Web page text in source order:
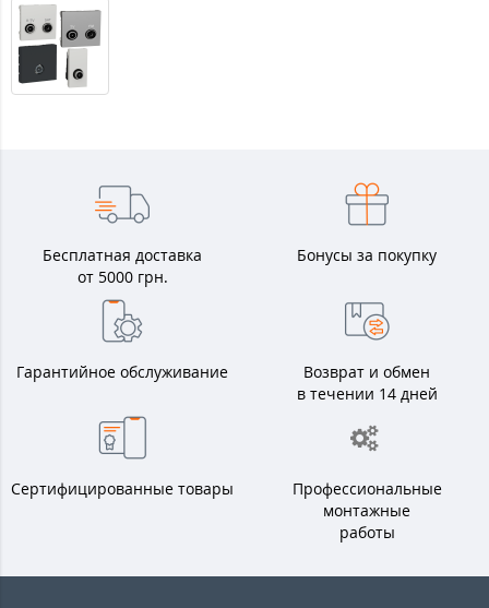
Бесплатная доставка
от 5000 грн.
Бонусы за покупку
Гарантийное обслуживание
Возврат и обмен
в течении 14 дней
Сертифицированные товары
Профессиональные
монтажные
работы